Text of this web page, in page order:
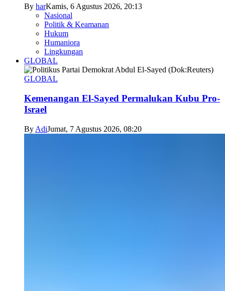
By harKamis, 6 Agustus 2026, 20:13
Nasional
Politik & Keamanan
Hukum
Humaniora
Lingkungan
GLOBAL
GLOBAL
Kemenangan El-Sayed Permalukan Kubu Pro-
Israel
By AdiJumat, 7 Agustus 2026, 08:20